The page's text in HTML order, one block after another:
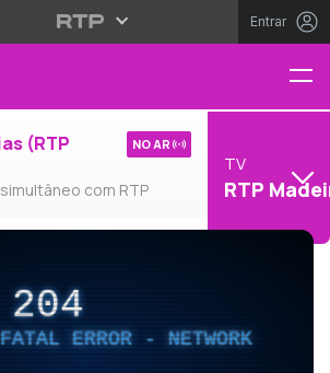
Entrar
(RTP
com RTP
NO AR
TV
RTP
204
ERROR - NETWORK